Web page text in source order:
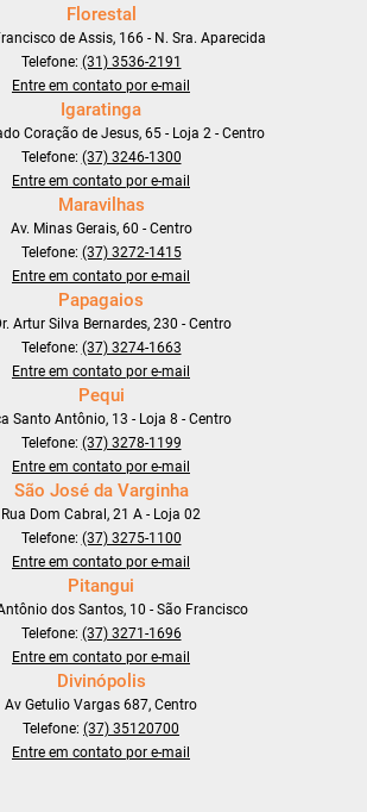
Florestal
de Assis, 166 - N. Sra. Aparecida
Telefone: (31) 3536-2191
Entre em contato por e-mail
Igaratinga
Coração de Jesus, 65 - Loja 2 - Centro
Telefone: (37) 3246-1300
Entre em contato por e-mail
Maravilhas
Av. Minas Gerais, 60 - Centro
Telefone: (37) 3272-1415
Entre em contato por e-mail
Papagaios
Artur Silva Bernardes, 230 - Centro
Telefone: (37) 3274-1663
Entre em contato por e-mail
Pequi
Santo Antônio, 13 - Loja 8 - Centro
Telefone: (37) 3278-1199
Entre em contato por e-mail
São José da Varginha
Rua Dom Cabral, 21 A - Loja 02
Telefone: (37) 3275-1100
Entre em contato por e-mail
Pitangui
dos Santos, 10 - São Francisco
Telefone: (37) 3271-1696
Entre em contato por e-mail
Divinópolis
Av Getulio Vargas 687, Centro
Telefone: (37) 35120700
Entre em contato por e-mail